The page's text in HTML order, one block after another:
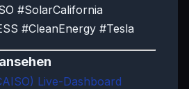
#SolarCalifornia
#CleanEnergy #Tesla
Live-Dashboard